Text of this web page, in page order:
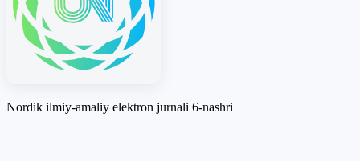
Nordik ilmiy-amaliy elektron jurnali 6-nashri